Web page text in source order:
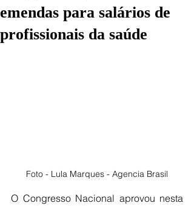
emendas para salários de
profissionais da saúde
Foto - Lula Marques - Agencia Brasil
O Congresso Nacional aprovou nesta